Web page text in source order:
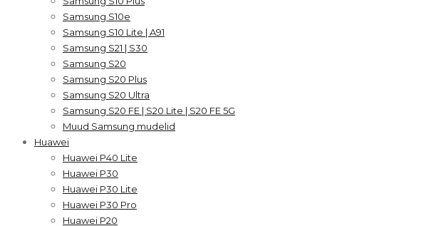
Samsung S10e
Samsung S10 Lite | A91
Samsung S21 | S30
Samsung S20
Samsung S20 Plus
Samsung S20 Ultra
Samsung S20 FE | S20 Lite | S20 FE 5G
Muud Samsung mudelid
Huawei
Huawei P40 Lite
Huawei P30
Huawei P30 Lite
Huawei P30 Pro
Huawei P20